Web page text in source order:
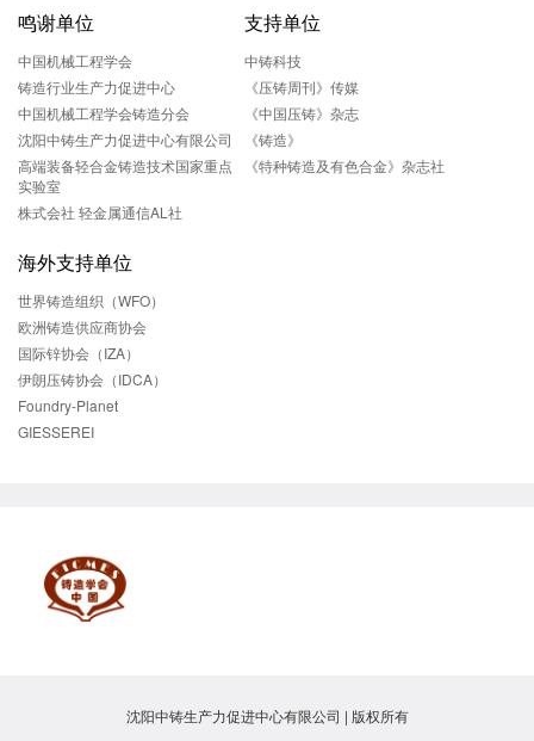
鸣谢单位
中国机械工程学会
铸造行业生产力促进中心
中国机械工程学会铸造分会
沈阳中铸生产力促进中心有限公司
高端装备轻合金铸造技术国家重点
实验室
株式会社 轻金属通信AL社
支持单位
中铸科技
《压铸周刊》传媒
《中国压铸》杂志
《铸造》
《特种铸造及有色合金》杂志社
海外支持单位
世界铸造组织（WFO）
欧洲铸造供应商协会
国际锌协会（IZA）
伊朗压铸协会（IDCA）
Foundry-Planet
GIESSEREI
沈阳中铸生产力促进中心有限公司 | 版权所有